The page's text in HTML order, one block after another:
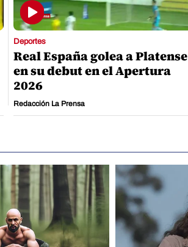
Deportes
Real España golea a Platense
en su debut en el Apertura
2026
Redacción La Prensa